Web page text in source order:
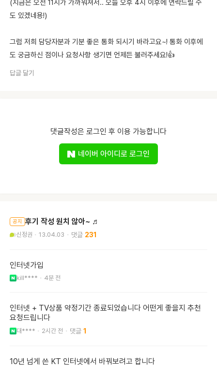
(지금은 오전 11시가 가까워져서.. 오늘 오후 4시 이후에 연락드릴 수
도 있겠네용!)
그럼 저희 담당자분과 기분 좋은 통화 되시기 바라고요~! 통화 이후에
도 궁금하신 점이나 요청사항 생기면 언제든 불러주세요!👍
답글 달기
댓글작성은 로그인 후 이용 가능합니다
네이버 아이디로 로그인
공지 후기 작성 원치 않아~ ♬
신정권 13.04.03 231
인터넷가입
kill**** 4분 전
인터넷 + TV상품 약정기간 종료되었습니다 어떤게 좋을지 추천
요청드립니다
대**** 2시간 전 1
10년 넘게 쓴 KT 인터넷에서 바꿔보려고 합니다